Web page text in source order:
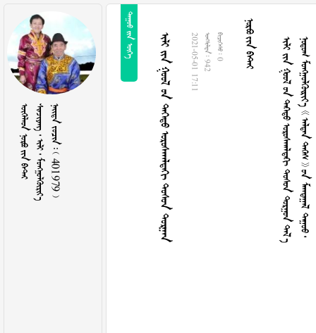
           401979 
           2021-05-01 17:11  942  0                     